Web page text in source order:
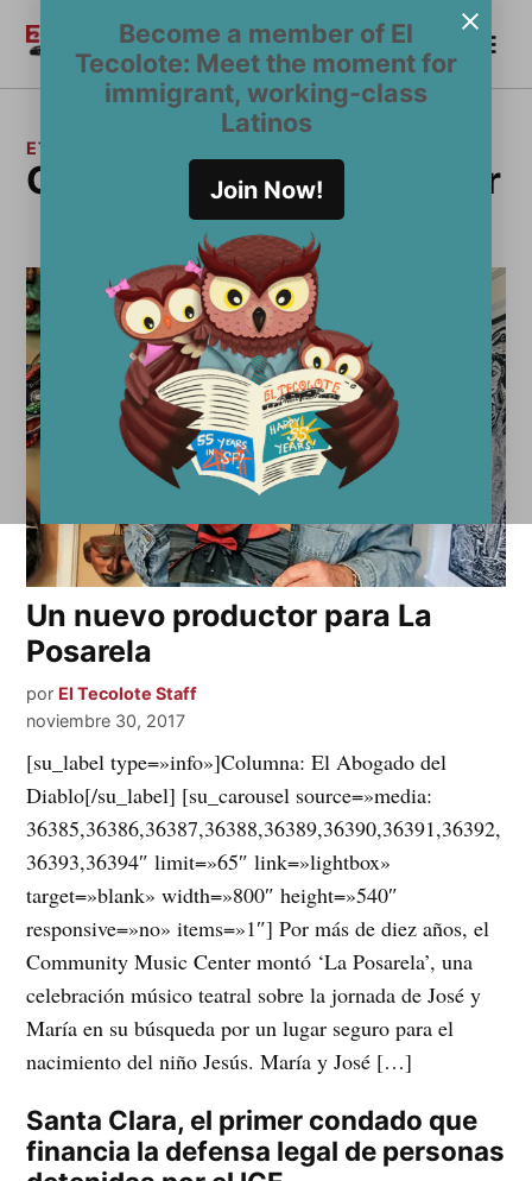
Become a member of El
Tecolote: Meet the moment for
immigrant, working-class
Latinos
Join Now!
contenido
El
Tecolote
Become a Member
ETIQUETA:
Community Music Center
Un nuevo productor para La
Posarela
por El Tecolote Staff
noviembre 30, 2017
[su_label type=»info»]Columna: El Abogado del
Diablo[/su_label] [su_carousel source=»media:
36385,36386,36387,36388,36389,36390,36391,36392,
36393,36394″ limit=»65″ link=»lightbox»
target=»blank» width=»800″ height=»540″
responsive=»no» items=»1″] Por más de diez años, el
Community Music Center montó ‘La Posarela’, una
celebración músico teatral sobre la jornada de José y
María en su búsqueda por un lugar seguro para el
nacimiento del niño Jesús. María y José […]
Santa Clara, el primer condado que
financia la defensa legal de personas